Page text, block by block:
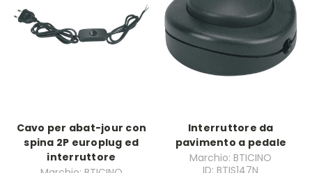
Cavo per abat-jour con
spina 2P europlug ed
interruttore
Interruttore da
pavimento a pedale
Marchio: BTICINO
ID: BTIS147N